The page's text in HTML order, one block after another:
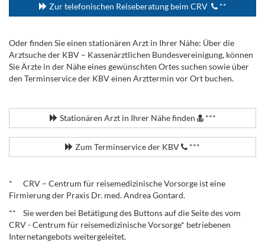
Zur telefonischen Reiseberatung beim CRV **
Oder finden Sie einen stationären Arzt in Ihrer Nähe: Über die
Arztsuche der KBV – Kassenärztlichen Bundesvereinigung, können
Sie Ärzte in der Nähe eines gewünschten Ortes suchen sowie über
den Terminservice der KBV einen Arzttermin vor Ort buchen.
Stationären Arzt in Ihrer Nähe finden ***
Zum Terminservice der KBV ***
* CRV – Centrum für reisemedizinische Vorsorge ist eine
Firmierung der Praxis Dr. med. Andrea Gontard.
** Sie werden bei Betätigung des Buttons auf die Seite des vom
CRV - Centrum für reisemedizinische Vorsorge* betriebenen
Internetangebots weitergeleitet.